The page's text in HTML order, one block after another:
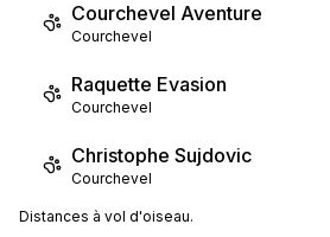
Courchevel Aventure
Courchevel
Raquette Evasion
Courchevel
Christophe Sujdovic
Courchevel
Distances à vol d'oiseau.